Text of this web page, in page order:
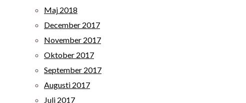
Maj 2018
December 2017
November 2017
Oktober 2017
September 2017
Augusti 2017
Juli 2017